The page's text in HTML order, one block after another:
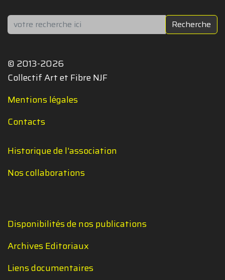
Rechercher Recherche
© 2013-2026
Collectif Art et Fibre NJF
Mentions légales
Contacts
Historique de l'association
Nos collaborations
Disponibilités de nos publications
Archives Editoriaux
Liens documentaires